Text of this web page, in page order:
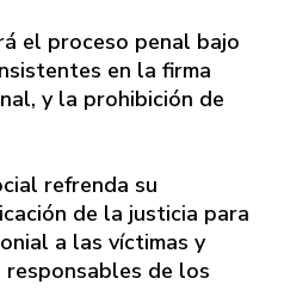
el proceso penal bajo
en la firma
y la prohibición de
refrenda su
de la justicia para
a las víctimas y
de los